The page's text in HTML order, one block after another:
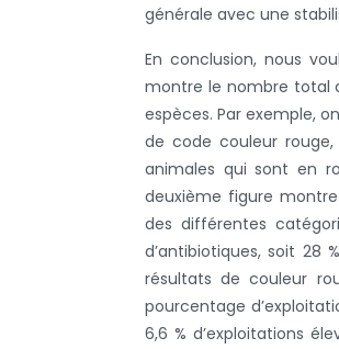
générale avec une
En conclusion, nous
montre le nombre total
espèces. Par exemple,
de code couleur
animales qui sont en
deuxième figure
des différentes
d’antibiotiques, soit 28
résultats de couleur
pourcentage
6,6 % d’exploitations